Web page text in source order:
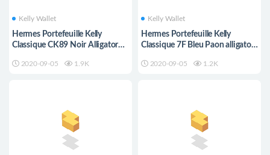
Kelly Wallet
Hermes Portefeuille Kelly
Classique CK89 Noir Alligator
2020-09-05 1.9K
Kelly Wallet
Hermes Portefeuille Kelly
Classique 7F Bleu Paon alligator
2020-09-05 1.2K